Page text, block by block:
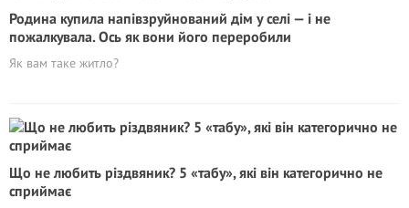
Родина купила напівзруйнований дім у селі — і не
пожалкувала. Ось як вони його переробили
Як вам таке житло?
Що не любить різдвяник? 5 «табу», які він категорично не
сприймає